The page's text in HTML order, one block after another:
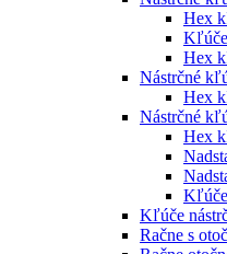
Hex
Hex
Nástrčné
Hex
Nástrčné
Hex
Kľúče
Račne s